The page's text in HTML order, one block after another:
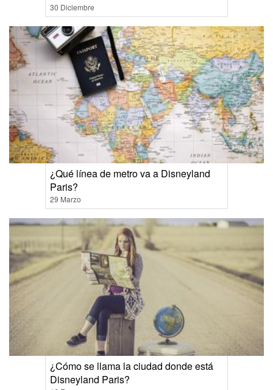
30 Diciembre
¿Qué línea de metro va a Disneyland
Paris?
29 Marzo
¿Cómo se llama la ciudad donde está
Disneyland Paris?